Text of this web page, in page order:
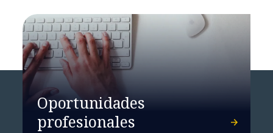
como Market Shaper en el
Gartner® Emerging Market
Quadrant for Physical AI Services
– Established Vendors
Oportunidades
profesionales